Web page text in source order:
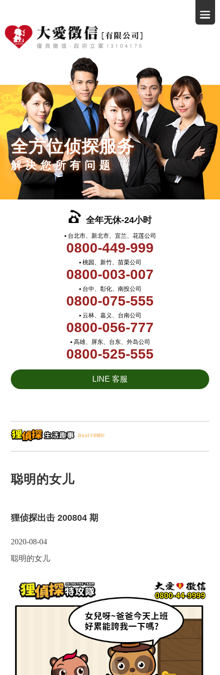
全方位侦探服务
解决您所有问题
全年无休-24小时
▪ 台北市、新北市、宜兰、花莲公司
0800-449-999
▪ 桃园、新竹、苗栗公司
0800-003-007
▪ 台中、彰化、南投公司
0800-075-555
▪ 云林、嘉义、台南公司
0800-056-777
▪ 高雄、屏东、台东、外岛公司
0800-525-555
LINE 客服
聪明的女儿
狸侦探出击 200804 期
2020-08-04
聪明的女儿